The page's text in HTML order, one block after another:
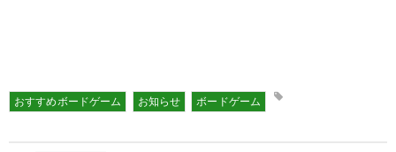
おすすめボードゲーム お知らせ ボードゲーム